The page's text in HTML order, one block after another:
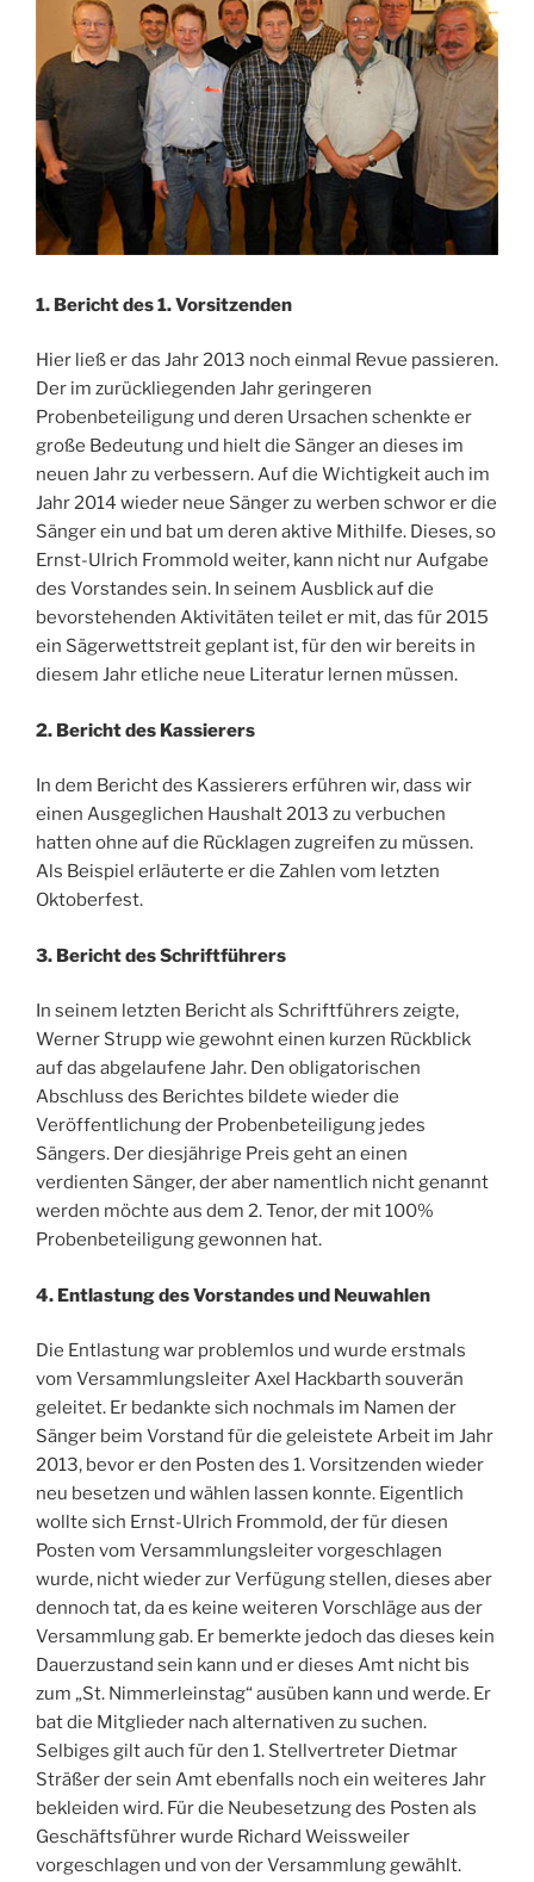
1. Bericht des 1. Vorsitzenden
Hier ließ er das Jahr 2013 noch einmal Revue passieren.
Der im zurückliegenden Jahr geringeren
Probenbeteiligung und deren Ursachen schenkte er
große Bedeutung und hielt die Sänger an dieses im
neuen Jahr zu verbessern. Auf die Wichtigkeit auch im
Jahr 2014 wieder neue Sänger zu werben schwor er die
Sänger ein und bat um deren aktive Mithilfe. Dieses, so
Ernst-Ulrich Frommold weiter, kann nicht nur Aufgabe
des Vorstandes sein. In seinem Ausblick auf die
bevorstehenden Aktivitäten teilet er mit, das für 2015
ein Sägerwettstreit geplant ist, für den wir bereits in
diesem Jahr etliche neue Literatur lernen müssen.
2. Bericht des Kassierers
In dem Bericht des Kassierers erführen wir, dass wir
einen Ausgeglichen Haushalt 2013 zu verbuchen
hatten ohne auf die Rücklagen zugreifen zu müssen.
Als Beispiel erläuterte er die Zahlen vom letzten
Oktoberfest.
3. Bericht des Schriftführers
In seinem letzten Bericht als Schriftführers zeigte,
Werner Strupp wie gewohnt einen kurzen Rückblick
auf das abgelaufene Jahr. Den obligatorischen
Abschluss des Berichtes bildete wieder die
Veröffentlichung der Probenbeteiligung jedes
Sängers. Der diesjährige Preis geht an einen
verdienten Sänger, der aber namentlich nicht genannt
werden möchte aus dem 2. Tenor, der mit 100%
Probenbeteiligung gewonnen hat.
4. Entlastung des Vorstandes und Neuwahlen
Die Entlastung war problemlos und wurde erstmals
vom Versammlungsleiter Axel Hackbarth souverän
geleitet. Er bedankte sich nochmals im Namen der
Sänger beim Vorstand für die geleistete Arbeit im Jahr
2013, bevor er den Posten des 1. Vorsitzenden wieder
neu besetzen und wählen lassen konnte. Eigentlich
wollte sich Ernst-Ulrich Frommold, der für diesen
Posten vom Versammlungsleiter vorgeschlagen
wurde, nicht wieder zur Verfügung stellen, dieses aber
dennoch tat, da es keine weiteren Vorschläge aus der
Versammlung gab. Er bemerkte jedoch das dieses kein
Dauerzustand sein kann und er dieses Amt nicht bis
zum „St. Nimmerleinstag“ ausüben kann und werde. Er
bat die Mitglieder nach alternativen zu suchen.
Selbiges gilt auch für den 1. Stellvertreter Dietmar
Sträßer der sein Amt ebenfalls noch ein weiteres Jahr
bekleiden wird. Für die Neubesetzung des Posten als
Geschäftsführer wurde Richard Weissweiler
vorgeschlagen und von der Versammlung gewählt.